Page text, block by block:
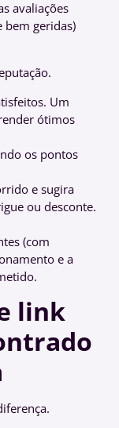
avaliações
bem geridas)
Um
ótimos
os pontos
e sugira
ou desconte.
(com
e a
link